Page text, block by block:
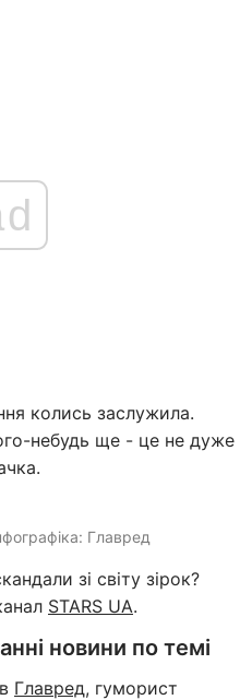
колись заслужила.
небудь ще - це не дуже
Главред
зі світу зірок?
STARS UA.
новини по темі
Главред, гуморист